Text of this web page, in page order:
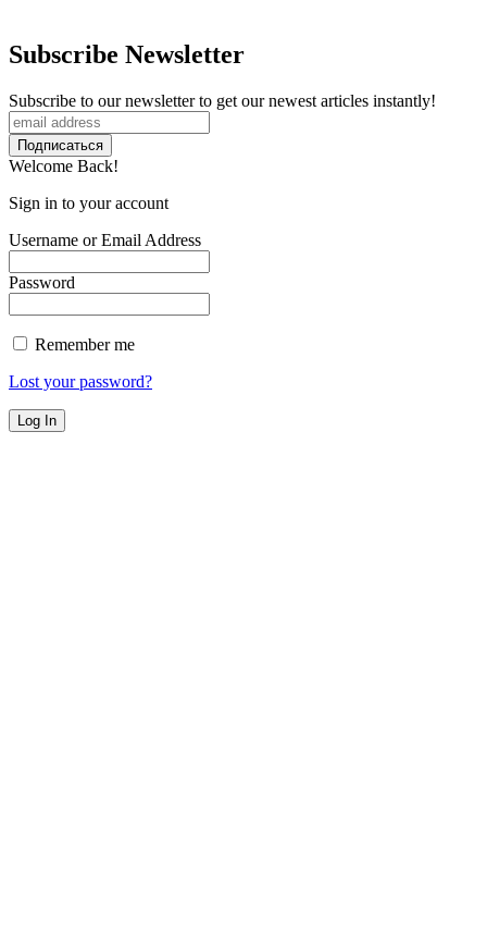
Subscribe Newsletter
Subscribe to our newsletter to get our newest articles instantly!
Welcome Back!
Sign in to your account
Username or Email Address
Password
Remember me
Lost your password?